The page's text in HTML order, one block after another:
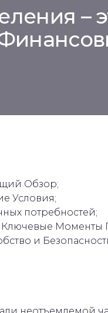
Обзор;
Условия;
потребностей;
Моменты
и